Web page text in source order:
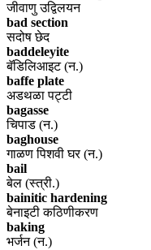
जीवाणु उद्विलयन
bad section
सदोष छेद
baddeleyite
बॅडिलिआइट (न.)
baffe plate
अडथळा पट्टी
bagasse
चिपाड (न.)
baghouse
गाळण पिशवी घर (न.)
bail
बेल (स्त्री.)
bainitic hardening
बेनाइटी कठिणीकरण
baking
भर्जन (न.)